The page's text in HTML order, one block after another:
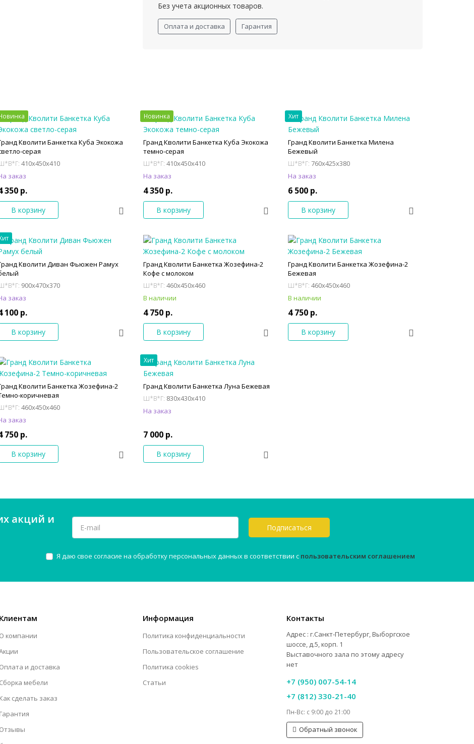
Без учета акционных товаров.
Оплата и доставка Гарантия
Кволити Банкетка Куба Экокожа
серая
410x450x410
заказ
350 р.
В корзину
Новинка
Гранд Кволити Банкетка Куба Экокожа
темно-серая
Ш*В*Г: 410x450x410
На заказ
4 350 р.
В корзину
Хит
Гранд Кволити Банкетка Милена
Бежевый
Ш*В*Г: 760x425x380
На заказ
6 500 р.
В корзину
Кволити Диван Фьюжен Рамух
900x470x370
заказ
100 р.
В корзину
Гранд Кволити Банкетка Жозефина-2
Кофе с молоком
Ш*В*Г: 460x450x460
В наличии
4 750 р.
В корзину
Гранд Кволити Банкетка Жозефина-2
Бежевая
Ш*В*Г: 460x450x460
В наличии
4 750 р.
В корзину
Кволити Банкетка Жозефина-2
коричневая
460x450x460
заказ
750 р.
В корзину
Хит
Гранд Кволити Банкетка Луна Бежевая
Ш*В*Г: 830x430x410
На заказ
7 000 р.
В корзину
акций и
Подписаться
Я даю свое согласие на обработку персональных данных в соответствии с пользовательским соглашением
Клиентам
О компании
Оплата и доставка
Сборка мебели
Как сделать заказ
Гарантия
Отзывы
Информация
Политика конфиденциальности
Пользовательское соглашение
Политика cookies
Статьи
Контакты
Адрес : г.Санкт-Петербург, Выборгское
шоссе, д.5, корп. 1
Выставочного зала по этому адресу
нет
+7 (950) 007-54-14
+7 (812) 330-21-40
Пн-Вс: с 9:00 до 21:00
Обратный звонок